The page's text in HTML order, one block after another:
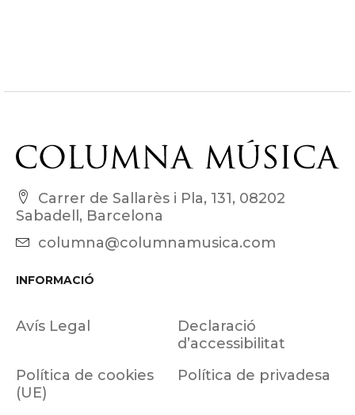
Carrer de Sallarès i Pla, 131, 08202
Sabadell, Barcelona
columna@columnamusica.com
INFORMACIÓ
Avís Legal
Declaració
d’accessibilitat
Política de cookies
(UE)
Política de privadesa